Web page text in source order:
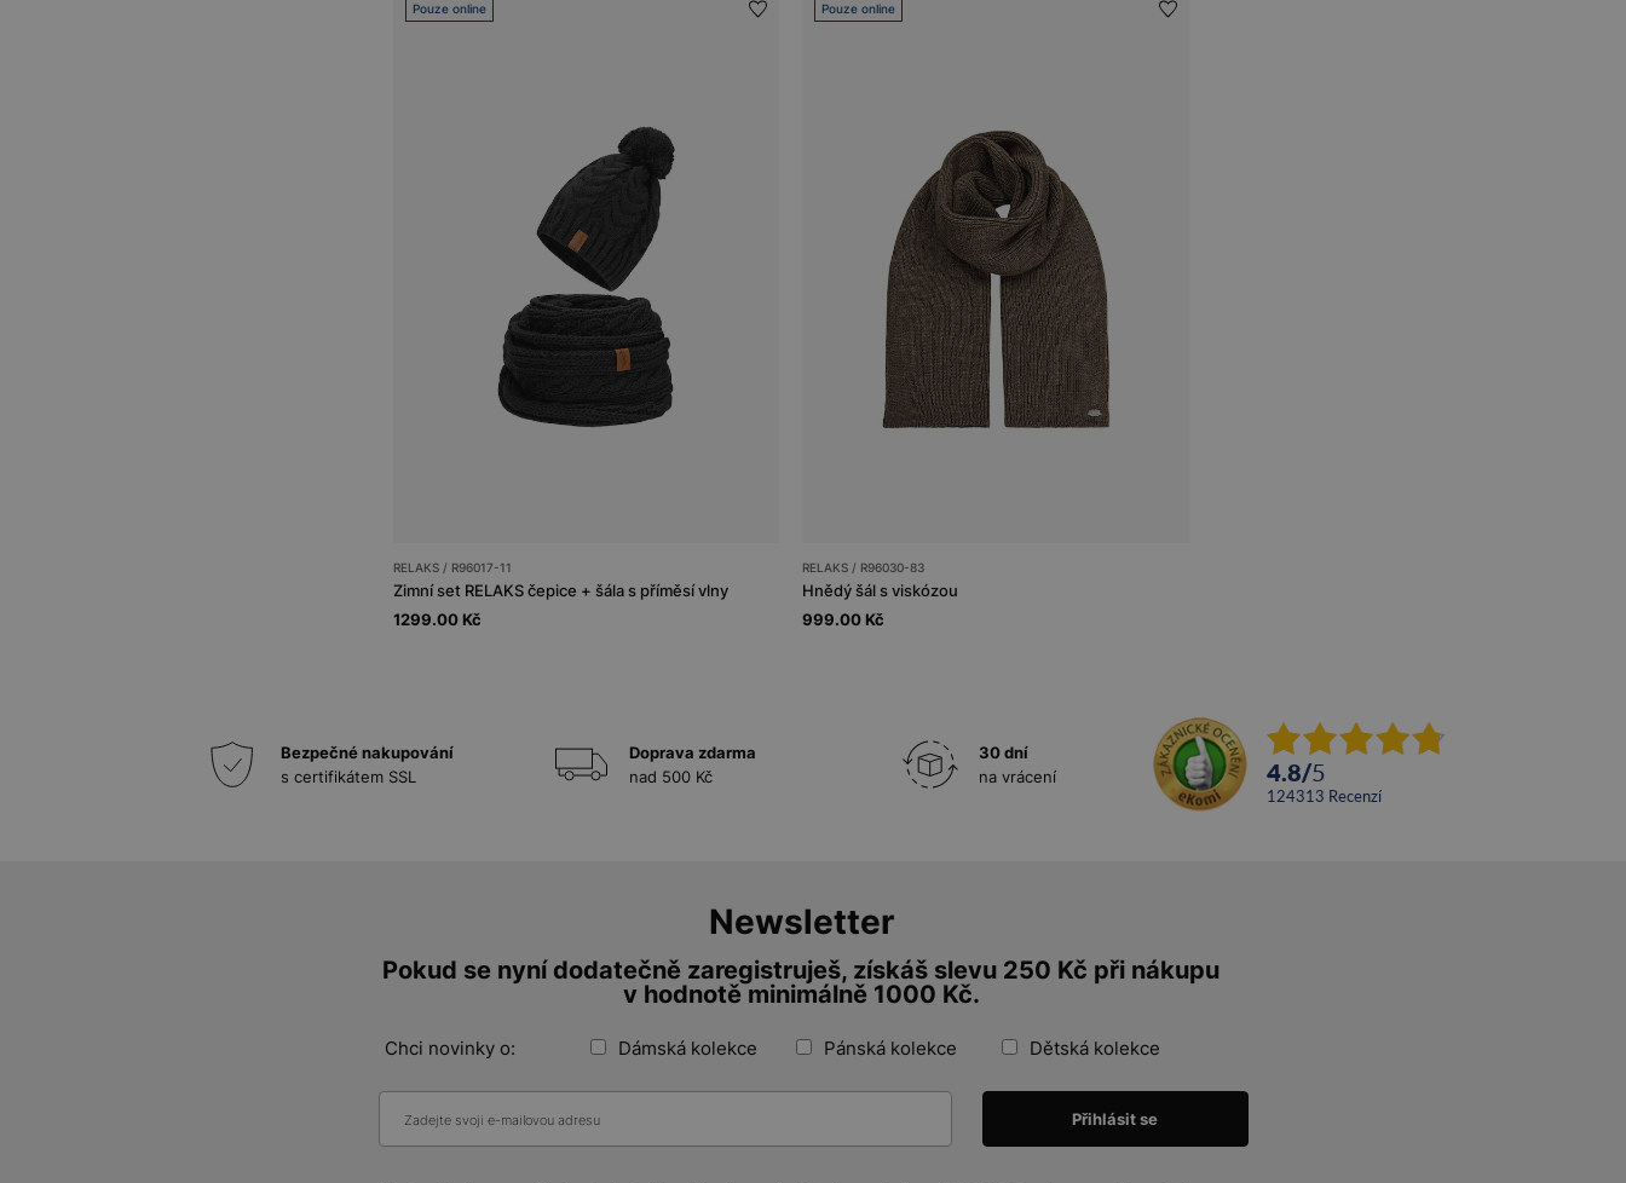
Pouze online
RELAKS / R96017-11
Zimní set RELAKS čepice + šála s příměsí vlny
1299.00 Kč
Pouze online
RELAKS / R96030-83
Hnědý šál s viskózou
999.00 Kč
Bezpečné nakupování
s certifikátem SSL
Doprava zdarma
nad 500 Kč
30 dní
na vrácení
4.8/5
124313 recenzí
Newsletter
Pokud se nyní dodatečně zaregistruješ, získáš slevu 250 Kč při nákupu
v hodnotě minimálně 1000 Kč.
Chci novinky o: Dámská kolekce Pánská kolekce Dětská kolekce